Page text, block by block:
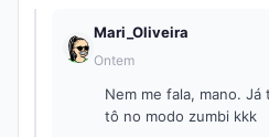
Mari_Oliveira
Ontem
Nem me fala, mano.
tô no modo zumbi kkk